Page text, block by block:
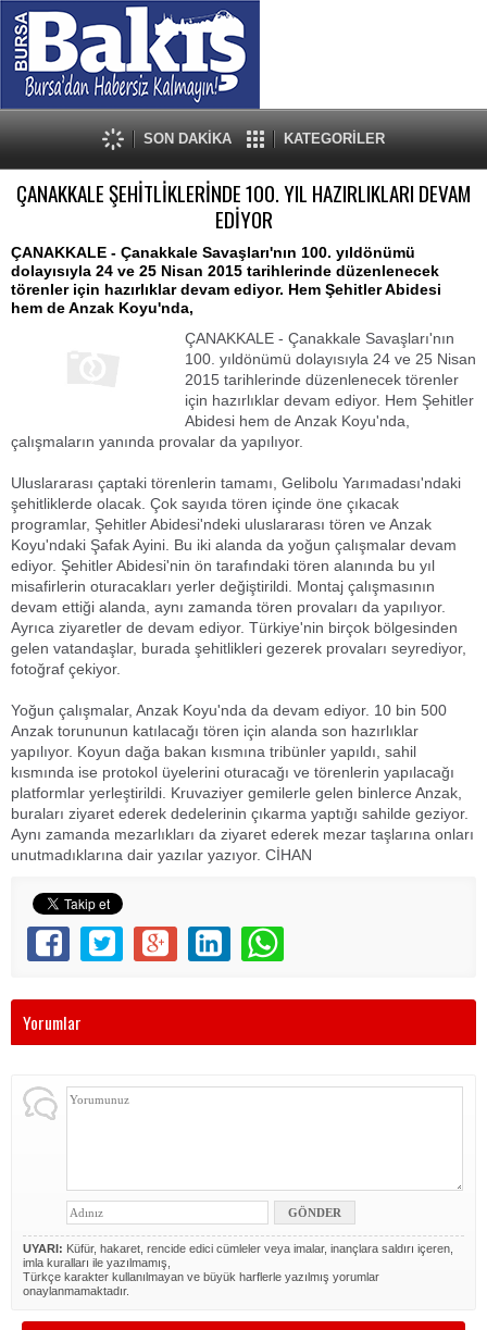
SON DAKİKA KATEGORİLER
ÇANAKKALE ŞEHİTLİKLERİNDE 100. YIL HAZIRLIKLARI DEVAM
EDİYOR
ÇANAKKALE - Çanakkale Savaşları'nın 100. yıldönümü
dolayısıyla 24 ve 25 Nisan 2015 tarihlerinde düzenlenecek
törenler için hazırlıklar devam ediyor. Hem Şehitler Abidesi
hem de Anzak Koyu'nda,
ÇANAKKALE - Çanakkale Savaşları'nın
100. yıldönümü dolayısıyla 24 ve 25 Nisan
2015 tarihlerinde düzenlenecek törenler
için hazırlıklar devam ediyor. Hem Şehitler
Abidesi hem de Anzak Koyu'nda,
çalışmaların yanında provalar da yapılıyor.
Uluslararası çaptaki törenlerin tamamı, Gelibolu Yarımadası'ndaki
şehitliklerde olacak. Çok sayıda tören içinde öne çıkacak
programlar, Şehitler Abidesi'ndeki uluslararası tören ve Anzak
Koyu'ndaki Şafak Ayini. Bu iki alanda da yoğun çalışmalar devam
ediyor. Şehitler Abidesi'nin ön tarafındaki tören alanında bu yıl
misafirlerin oturacakları yerler değiştirildi. Montaj çalışmasının
devam ettiği alanda, aynı zamanda tören provaları da yapılıyor.
Ayrıca ziyaretler de devam ediyor. Türkiye'nin birçok bölgesinden
gelen vatandaşlar, burada şehitlikleri gezerek provaları seyrediyor,
fotoğraf çekiyor.
Yoğun çalışmalar, Anzak Koyu'nda da devam ediyor. 10 bin 500
Anzak torununun katılacağı tören için alanda son hazırlıklar
yapılıyor. Koyun dağa bakan kısmına tribünler yapıldı, sahil
kısmında ise protokol üyelerini oturacağı ve törenlerin yapılacağı
platformlar yerleştirildi. Kruvaziyer gemilerle gelen binlerce Anzak,
buraları ziyaret ederek dedelerinin çıkarma yaptığı sahilde geziyor.
Aynı zamanda mezarlıkları da ziyaret ederek mezar taşlarına onları
unutmadıklarına dair yazılar yazıyor. CİHAN
Yorumlar
UYARI: Küfür, hakaret, rencide edici cümleler veya imalar, inançlara saldırı içeren,
imla kuralları ile yazılmamış,
Türkçe karakter kullanılmayan ve büyük harflerle yazılmış yorumlar
onaylanmamaktadır.